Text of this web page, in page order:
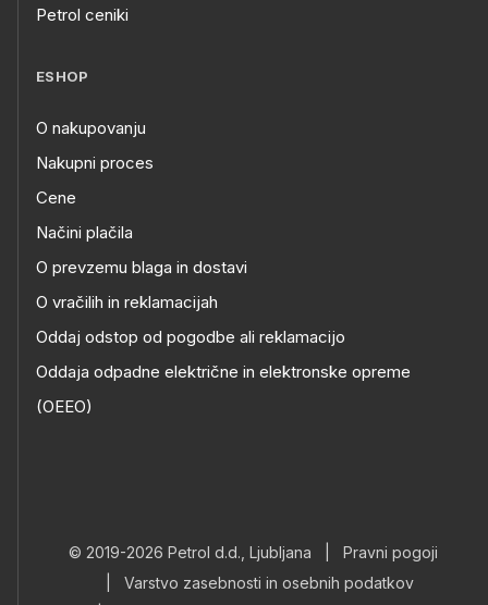
Petrol ceniki
ESHOP
O nakupovanju
Nakupni proces
Cene
Načini plačila
O prevzemu blaga in dostavi
O vračilih in reklamacijah
Oddaj odstop od pogodbe ali reklamacijo
Oddaja odpadne električne in elektronske opreme
(OEEO)
© 2019-2026 Petrol d.d., Ljubljana
Pravni pogoji
Varstvo zasebnosti in osebnih podatkov